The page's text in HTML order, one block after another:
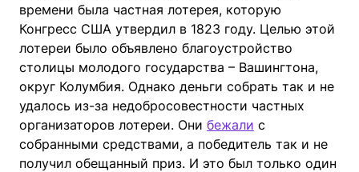
времени была частная лотерея, которую
Конгресс США утвердил в 1823 году. Целью этой
лотереи было объявлено благоустройство
столицы молодого государства – Вашингтона,
округ Колумбия. Однако деньги собрать так и не
удалось из-за недобросовестности частных
организаторов лотереи. Они бежали с
собранными средствами, а победитель так и не
получил обещанный приз. И это был только один